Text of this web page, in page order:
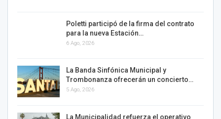
Poletti participó de la firma del contrato
para la nueva Estación…
6 Ago, 2026
La Banda Sinfónica Municipal y
Trombonanza ofrecerán un concierto…
5 Ago, 2026
La Municipalidad refuerza el operativo